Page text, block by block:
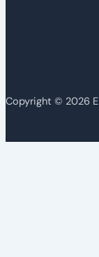
Copyright © 2026